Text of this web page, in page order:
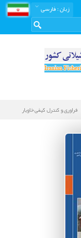
زبان: فارسی
فراوری و کنترل کیفی خاویار